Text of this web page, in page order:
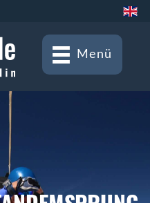
Menü